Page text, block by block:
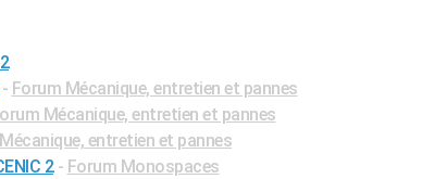
- Forum Mécanique, entretien et pannes
Mécanique, entretien et pannes
entretien et pannes
2 - Forum Monospaces